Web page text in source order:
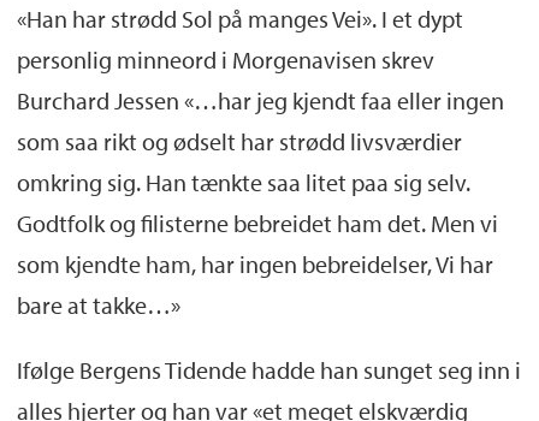
«Han har strødd Sol på manges Vei». I et dypt
personlig minneord i Morgenavisen skrev
Burchard Jessen «…har jeg kjendt faa eller ingen
som saa rikt og ødselt har strødd livsværdier
omkring sig. Han tænkte saa litet paa sig selv.
Godtfolk og filisterne bebreidet ham det. Men vi
som kjendte ham, har ingen bebreidelser, Vi har
bare at takke…»
Ifølge Bergens Tidende hadde han sunget seg inn i
alles hjerter og han var «et meget elskværdig